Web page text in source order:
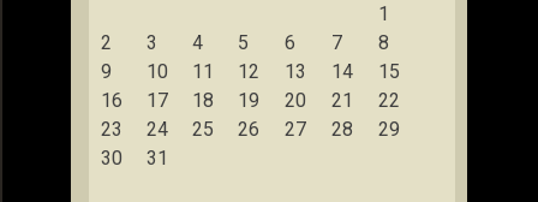
1
2
3 4 5 6 7
8
9
10 11 12 13 14
15
16
17 18 19 20 21
22
23
24 25 26 27 28
29
30
31